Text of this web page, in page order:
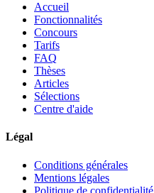
Accueil
Fonctionnalités
Concours
Tarifs
FAQ
Thèses
Articles
Sélections
Centre d'aide
Légal
Conditions générales
Mentions légales
Politique de confidentialité